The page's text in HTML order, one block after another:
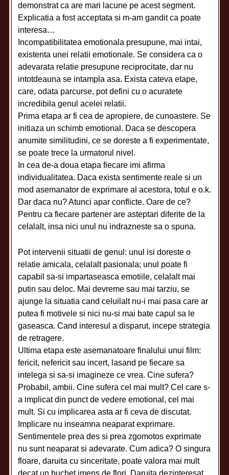
demonstrat ca are mari lacune pe acest segment.
Explicatia a fost acceptata si m-am gandit ca poate
interesa…
Incompatibilitatea emotionala presupune, mai intai,
existenta unei relatii emotionale. Se considera ca o
adevarata relatie presupune reciprocitate, dar nu
intotdeauna se intampla asa. Exista cateva etape,
care, odata parcurse, pot defini cu o acuratete
incredibila genul acelei relatii.
Prima etapa ar fi cea de apropiere, de cunoastere. Se
initiaza un schimb emotional. Daca se descopera
anumite similitudini, ce se doreste a fi experimentate,
se poate trece la urmatorul nivel.
In cea de-a doua etapa fiecare imi afirma
individualitatea. Daca exista sentimente reale si un
mod asemanator de exprimare al acestora, totul e o.k.
Dar daca nu? Atunci apar conflicte. Oare de ce?
Pentru ca fiecare partener are asteptari diferite de la
celalalt, insa nici unul nu indrazneste sa o spuna.
Pot intervenii situatii de genul: unul isi doreste o
relatie amicala, celalalt pasionala; unul poate fi
capabil sa-si impartaseasca emotiile, celalalt mai
putin sau deloc. Mai devreme sau mai tarziu, se
ajunge la situatia cand celuilalt nu-i mai pasa care ar
putea fi motivele si nici nu-si mai bate capul sa le
gaseasca. Cand interesul a disparut, incepe strategia
de retragere.
Ultima etapa este asemanatoare finalului unui film:
fericit, nefericit sau incert, lasand pe fiecare sa
intelega si sa-si imagineze ce vrea. Cine sufera?
Probabil, ambii. Cine sufera cel mai mult? Cel care s-
a implicat din punct de vedere emotional, cel mai
mult. Si cu implicarea asta ar fi ceva de discutat.
Implicare nu inseamna neaparat exprimare.
Sentimentele prea des si prea zgomotos exprimate
nu sunt neaparat si adevarate. Cum adica? O singura
floare, daruita cu sinceritate, poate valora mai mult
decat un buchet imens de flori. Daruita dezinteresat,